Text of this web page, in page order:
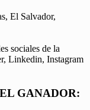
El Salvador,
sociales de la
Linkedin, Instagram
GANADOR: